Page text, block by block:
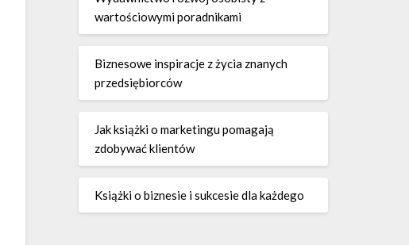
wartościowymi poradnikami
Biznesowe inspiracje z życia znanych
przedsiębiorców
Jak książki o marketingu pomagają
zdobywać klientów
Książki o biznesie i sukcesie dla każdego